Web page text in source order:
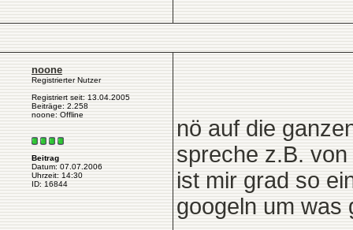
noone
Registrierter Nutzer
Registriert seit: 13.04.2005
Beiträge: 2.258
noone: Offline
Beitrag
Datum: 07.07.2006
Uhrzeit: 14:30
ID: 16844
nö auf die
spreche z.B.
ist mir grad so
googeln um was